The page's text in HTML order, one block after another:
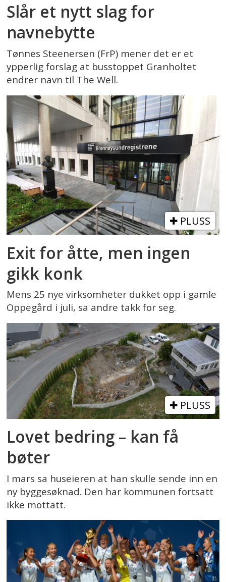
Slår et nytt slag for
navnebytte
Tønnes Steenersen (FrP) mener det er et
ypperlig forslag at busstoppet Granholtet
endrer navn til The Well.
PLUSS
Exit for åtte, men ingen
gikk konk
Mens 25 nye virksomheter dukket opp i gamle
Oppegård i juli, sa andre takk for seg.
PLUSS
Lovet bedring – kan få
bøter
I mars sa huseieren at han skulle sende inn en
ny byggesøknad. Den har kommunen fortsatt
ikke mottatt.